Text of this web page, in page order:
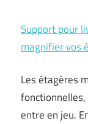
Support pour
magnifier vos
Les étagères
fonctionnelles,
entre en jeu.